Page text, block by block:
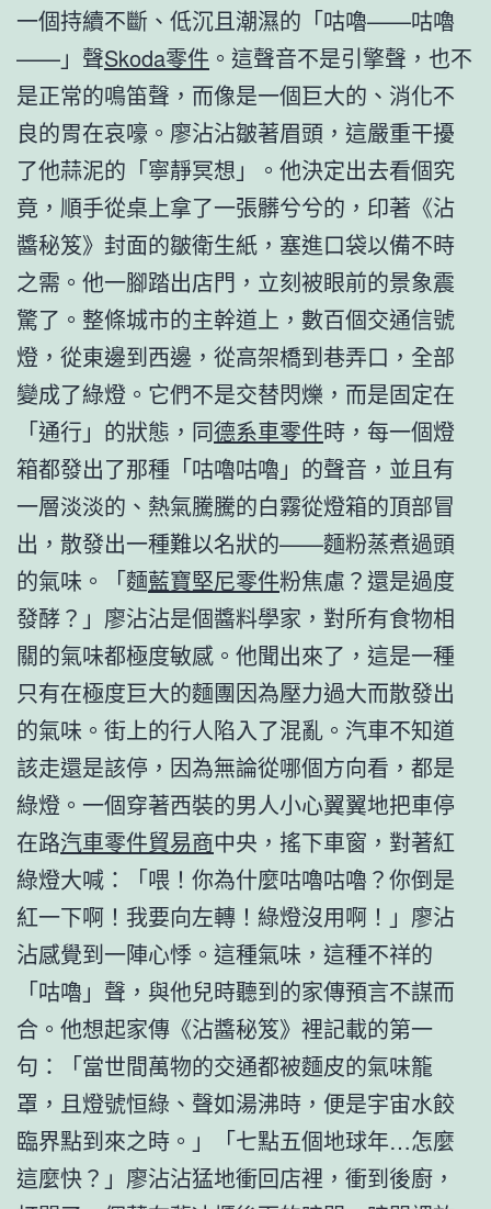
一個持續不斷、低沉且潮濕的「咕嚕——咕嚕
——」聲Skoda零件 。這聲音不是引擎聲，也不
是正常的鳴笛聲，而像是一個巨大的、消化不
良的胃在哀嚎。廖沾沾皺著眉頭，這嚴重干擾
了他蒜泥的「寧靜冥想」。他決定出去看個究
竟，順手從桌上拿了一張髒兮兮的，印著《沾
醬秘笈》封面的皺衛生紙，塞進口袋以備不時
之需。他一腳踏出店門，立刻被眼前的景象震
驚了。整條城市的主幹道上，數百個交通信號
燈，從東邊到西邊，從高架橋到巷弄口，全部
變成了綠燈。它們不是交替閃爍，而是固定在
「通行」的狀態，同德系車零件時，每一個燈
箱都發出了那種「咕嚕咕嚕」的聲音，並且有
一層淡淡的、熱氣騰騰的白霧從燈箱的頂部冒
出，散發出一種難以名狀的——麵粉蒸煮過頭
的氣味。「麵藍寶堅尼零件粉焦慮？還是過度
發酵？」廖沾沾是個醬料學家，對所有食物相
關的氣味都極度敏感。他聞出來了，這是一種
只有在極度巨大的麵團因為壓力過大而散發出
的氣味。街上的行人陷入了混亂。汽車不知道
該走還是該停，因為無論從哪個方向看，都是
綠燈。一個穿著西裝的男人小心翼翼地把車停
在路汽車零件貿易商中央，搖下車窗，對著紅
綠燈大喊：「喂！你為什麼咕嚕咕嚕？你倒是
紅一下啊！我要向左轉！綠燈沒用啊！」廖沾
沾感覺到一陣心悸。這種氣味，這種不祥的
「咕嚕」聲，與他兒時聽到的家傳預言不謀而
合。他想起家傳《沾醬秘笈》裡記載的第一
句：「當世間萬物的交通都被麵皮的氣味籠
罩，且燈號恒綠、聲如湯沸時，便是宇宙水餃
臨界點到來之時。」「七點五個地球年…怎麼
這麼快？」廖沾沾猛地衝回店裡，衝到後廚，